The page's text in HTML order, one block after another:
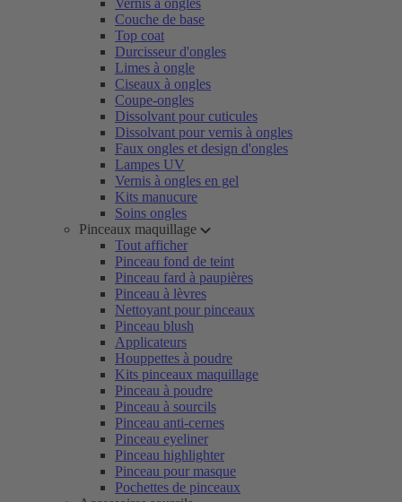
Vernis à ongles
Couche de base
Top coat
Durcisseur d'ongles
Limes à ongle
Ciseaux à ongles
Coupe-ongles
Dissolvant pour cuticules
Dissolvant pour vernis à ongles
Faux ongles et design d'ongles
Lampes UV
Vernis à ongles en gel
Kits manucure
Soins ongles
Pinceaux maquillage
Tout afficher
Pinceau fond de teint
Pinceau fard à paupières
Pinceau à lèvres
Nettoyant pour pinceaux
Pinceau blush
Applicateurs
Houppettes à poudre
Kits pinceaux maquillage
Pinceau à poudre
Pinceau à sourcils
Pinceau anti-cernes
Pinceau eyeliner
Pinceau highlighter
Pinceau pour masque
Pochettes de pinceaux